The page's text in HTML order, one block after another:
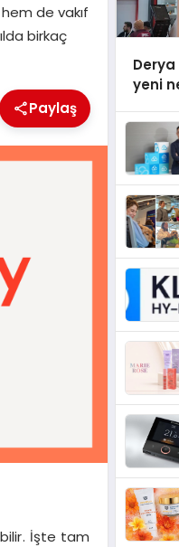
de vakıf
birkaç
Paylaş
İşte tam
yeni